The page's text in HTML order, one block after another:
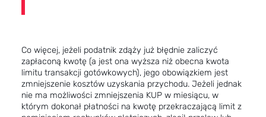
Co więcej, jeżeli podatnik zdąży już błędnie zaliczyć
zapłaconą kwotę (a jest ona wyższa niż obecna kwota
limitu transakcji gotówkowych), jego obowiązkiem jest
zmniejszenie kosztów uzyskania przychodu. Jeżeli jednak
nie ma możliwości zmniejszenia KUP w miesiącu, w
którym dokonał płatności na kwotę przekraczającą limit z